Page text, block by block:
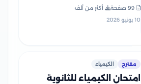
للثانوية العامة 2026 PDF
99 صفحة
أكثر من ألف
10 يونيو 2026
مقترح الكيمياء
امتحان الكيمياء للثانوية